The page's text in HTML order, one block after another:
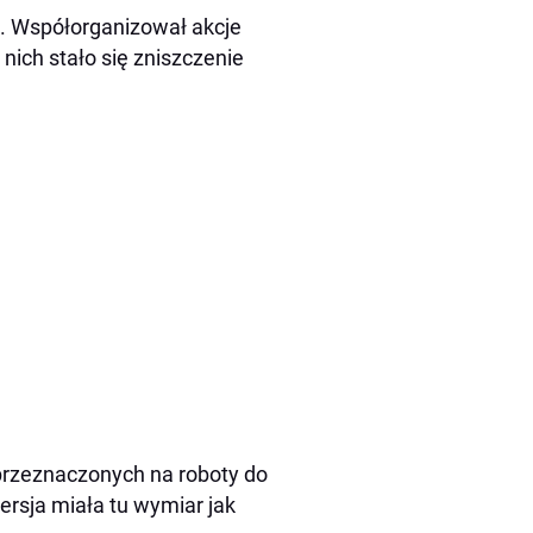
akcje
stało się zniszczenie
na roboty do
miała tu wymiar jak